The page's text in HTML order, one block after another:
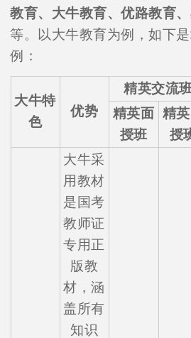
教育、大牛教育、优路教育
等。以大牛教育为例，如下
例：
大牛特
色
优势
精英交流
精英面
授班
精
授
大牛采
用教材
是国考
教师证
专用正
版教
材，涵
盖所有
知识